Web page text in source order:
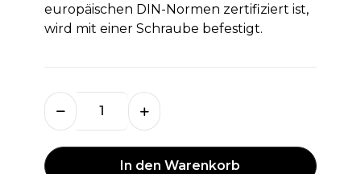
europäischen DIN-Normen zertifiziert ist,
wird mit einer Schraube befestigt.
In den Warenkorb